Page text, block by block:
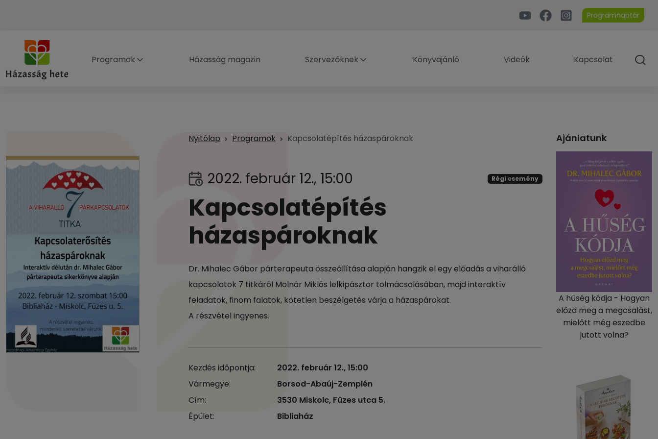
Programnaptár
Programok Házasság magazin Szervezőknek Könyvajánló Videók Kapcsolat
Nyitólap Programok Kapcsolatépítés házaspároknak
2022. február 12., 15:00 Régi esemény
Kapcsolatépítés
házaspároknak
Dr. Mihalec Gábor párterapeuta összeállítása alapján hangzik el egy előadás a viharálló
kapcsolatok 7 titkáról Molnár Miklós lelkipásztor tolmácsolásában, majd interaktív
feladatok, finom falatok, kötetlen beszélgetés várja a házaspárokat.
A részvétel ingyenes.
Kezdés időpontja:
2022. február 12., 15:00
Vármegye:
Borsod-Abaúj-Zemplén
Cím:
3530 Miskolc, Füzes utca 5.
Épület:
Bibliaház
Ajánlatunk
A hűség kódja - Hogyan
előzd meg a megcsalást,
mielőtt még eszedbe
jutott volna?